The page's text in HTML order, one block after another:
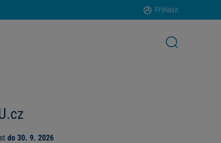
Přihlásit
do 30. 9. 2026